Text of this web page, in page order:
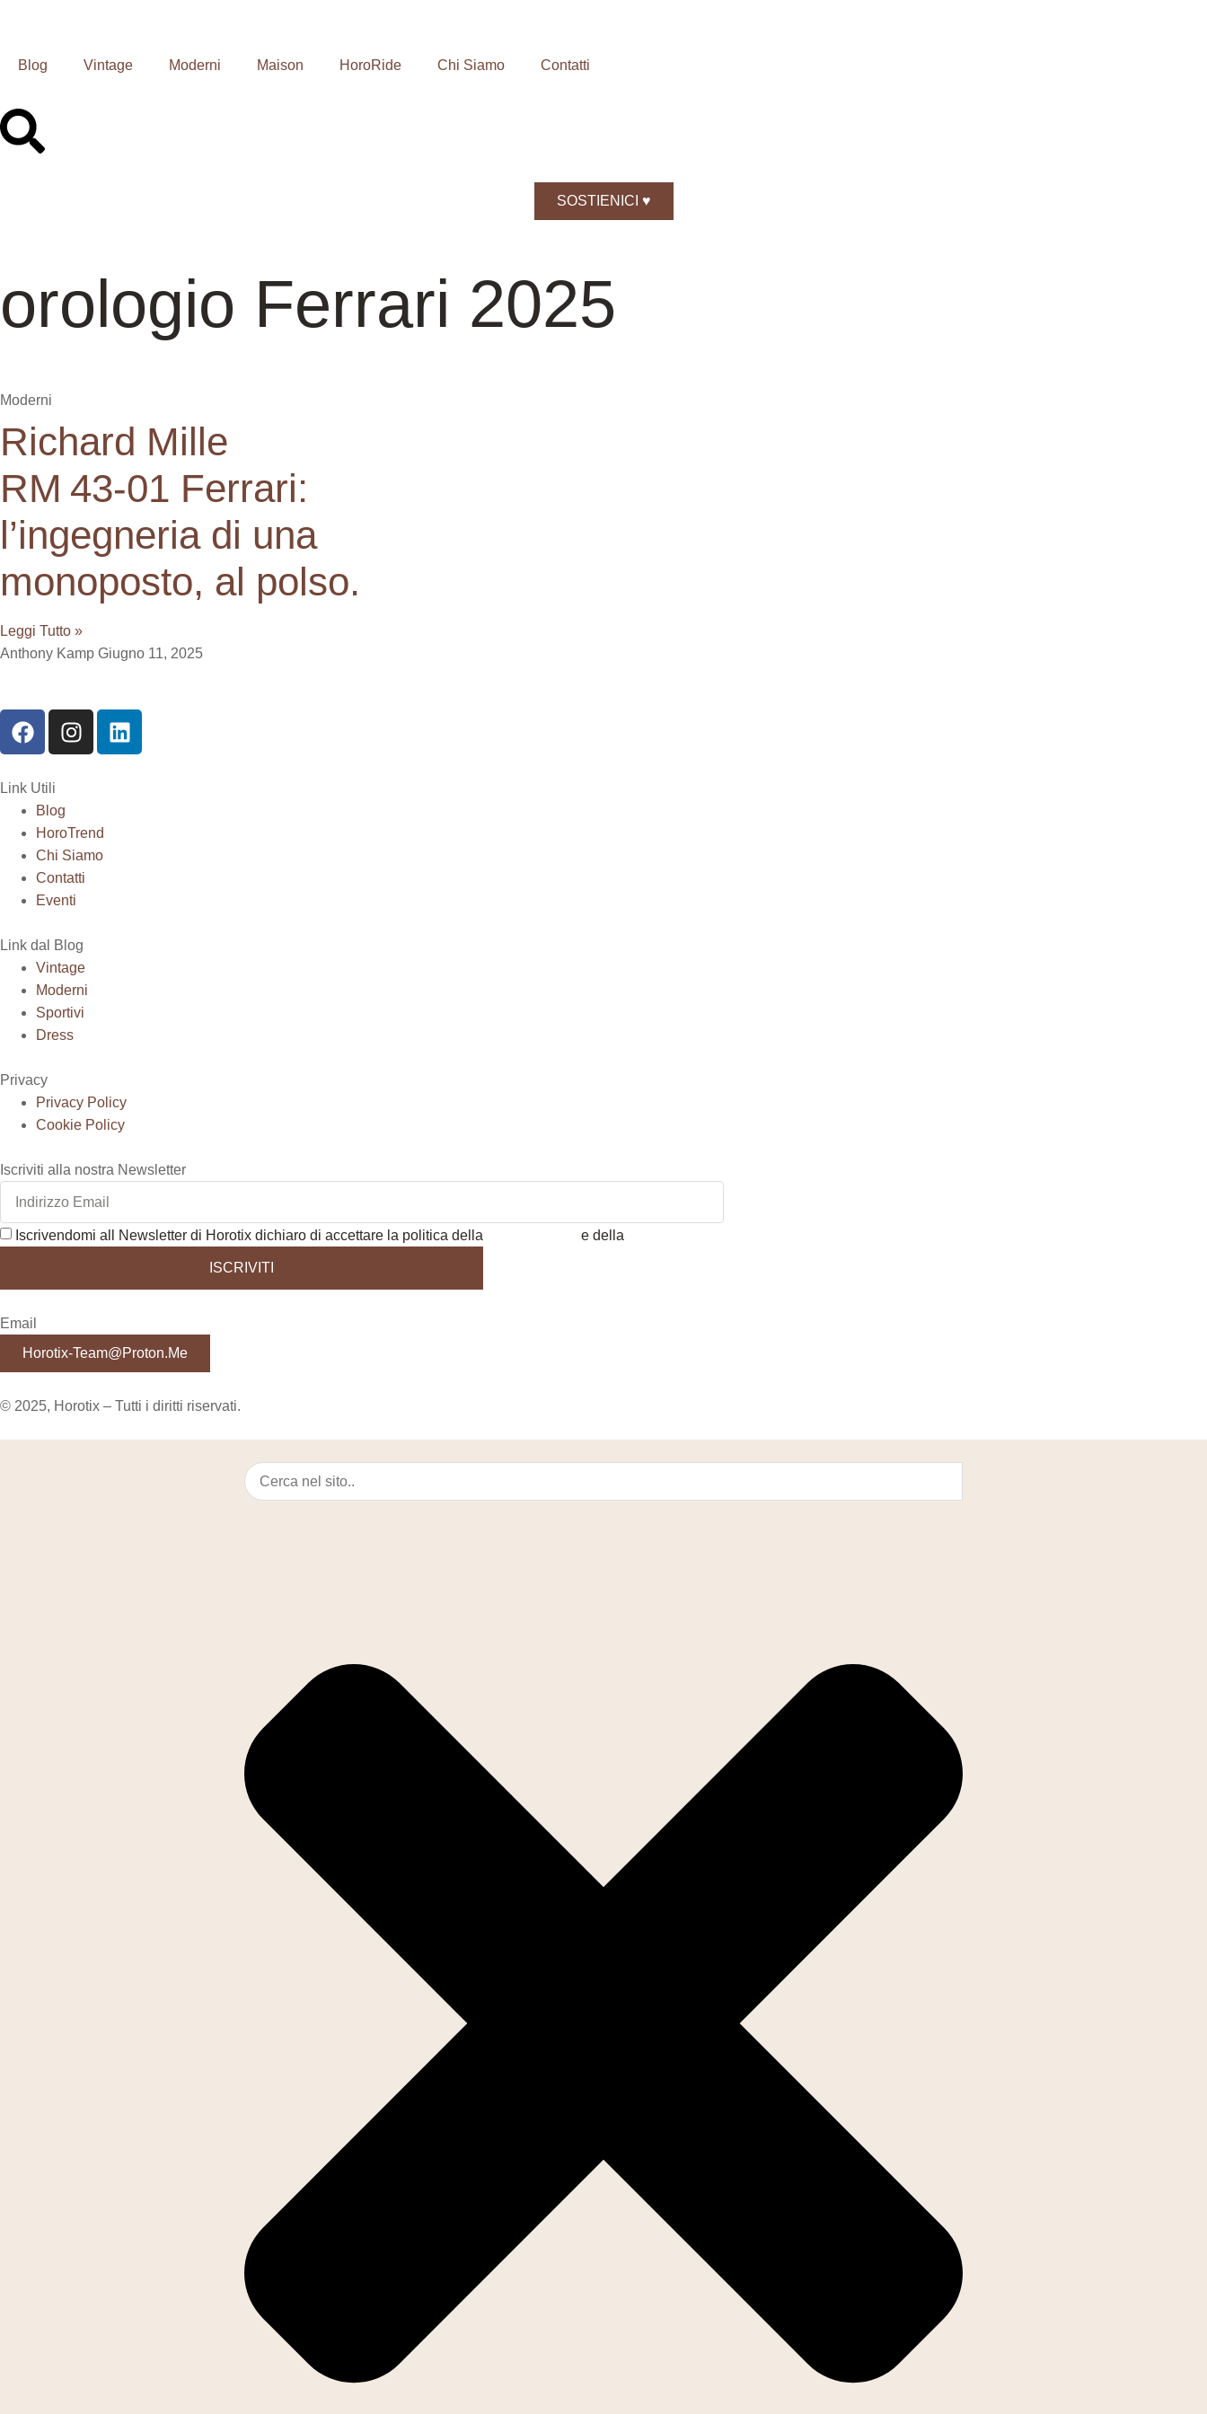
Blog Vintage Moderni Maison HoroRide Chi Siamo Contatti
SOSTIENICI ♥️
orologio Ferrari 2025
Moderni
Richard Mille
RM 43‑01 Ferrari:
l’ingegneria di una
monoposto, al polso.
Leggi Tutto »
Anthony Kamp Giugno 11, 2025
Link Utili
Blog
HoroTrend
Chi Siamo
Contatti
Eventi
Link dal Blog
Vintage
Moderni
Sportivi
Dress
Privacy
Privacy Policy
Cookie Policy
Iscriviti alla nostra Newsletter
Iscrivendomi all Newsletter di Horotix dichiaro di accettare la politica della e della
ISCRIVITI
Email
Horotix-Team@proton.me
© 2025, Horotix – Tutti i diritti riservati.